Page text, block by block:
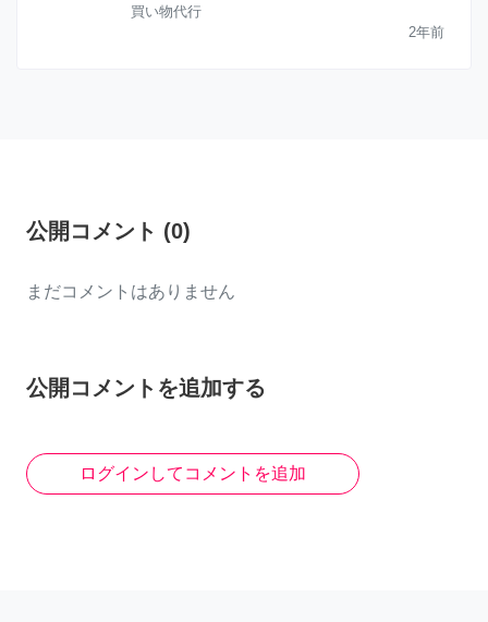
買い物代行
2年前
公開コメント (0)
まだコメントはありません
公開コメントを追加する
ログインしてコメントを追加